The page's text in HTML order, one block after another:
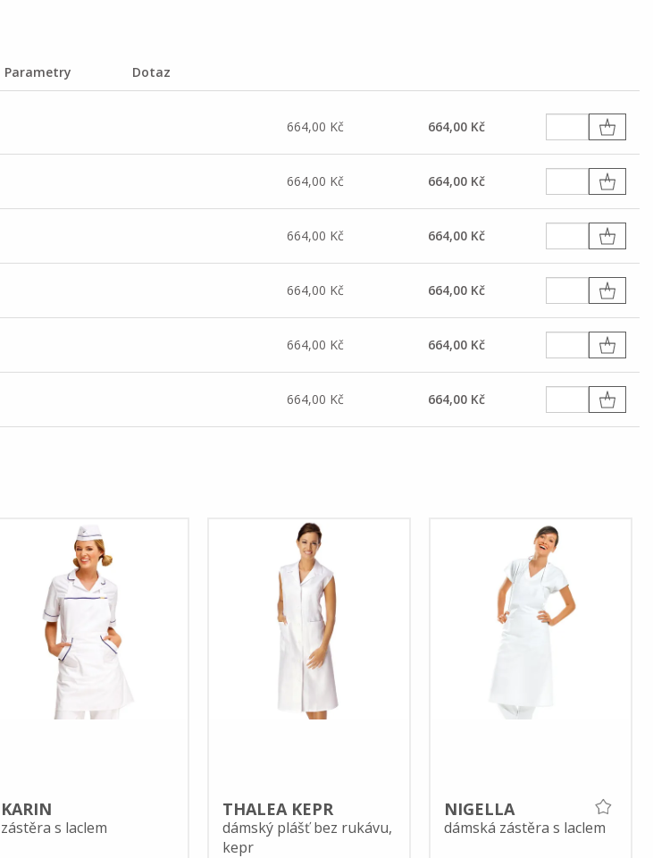
Parametry Dotaz
664,00 Kč 664,00 Kč
664,00 Kč 664,00 Kč
664,00 Kč 664,00 Kč
664,00 Kč 664,00 Kč
664,00 Kč 664,00 Kč
664,00 Kč 664,00 Kč
KARIN
zástěra s laclem
THALEA KEPR
dámský plášť bez rukávu,
kepr
NIGELLA
dámská zástěra s laclem